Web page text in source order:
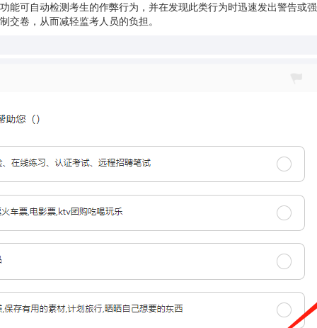
功能可自动检测考生的作弊行为，并在发现此类行为时迅速发出警告或强
制交卷，从而减轻监考人员的负担。